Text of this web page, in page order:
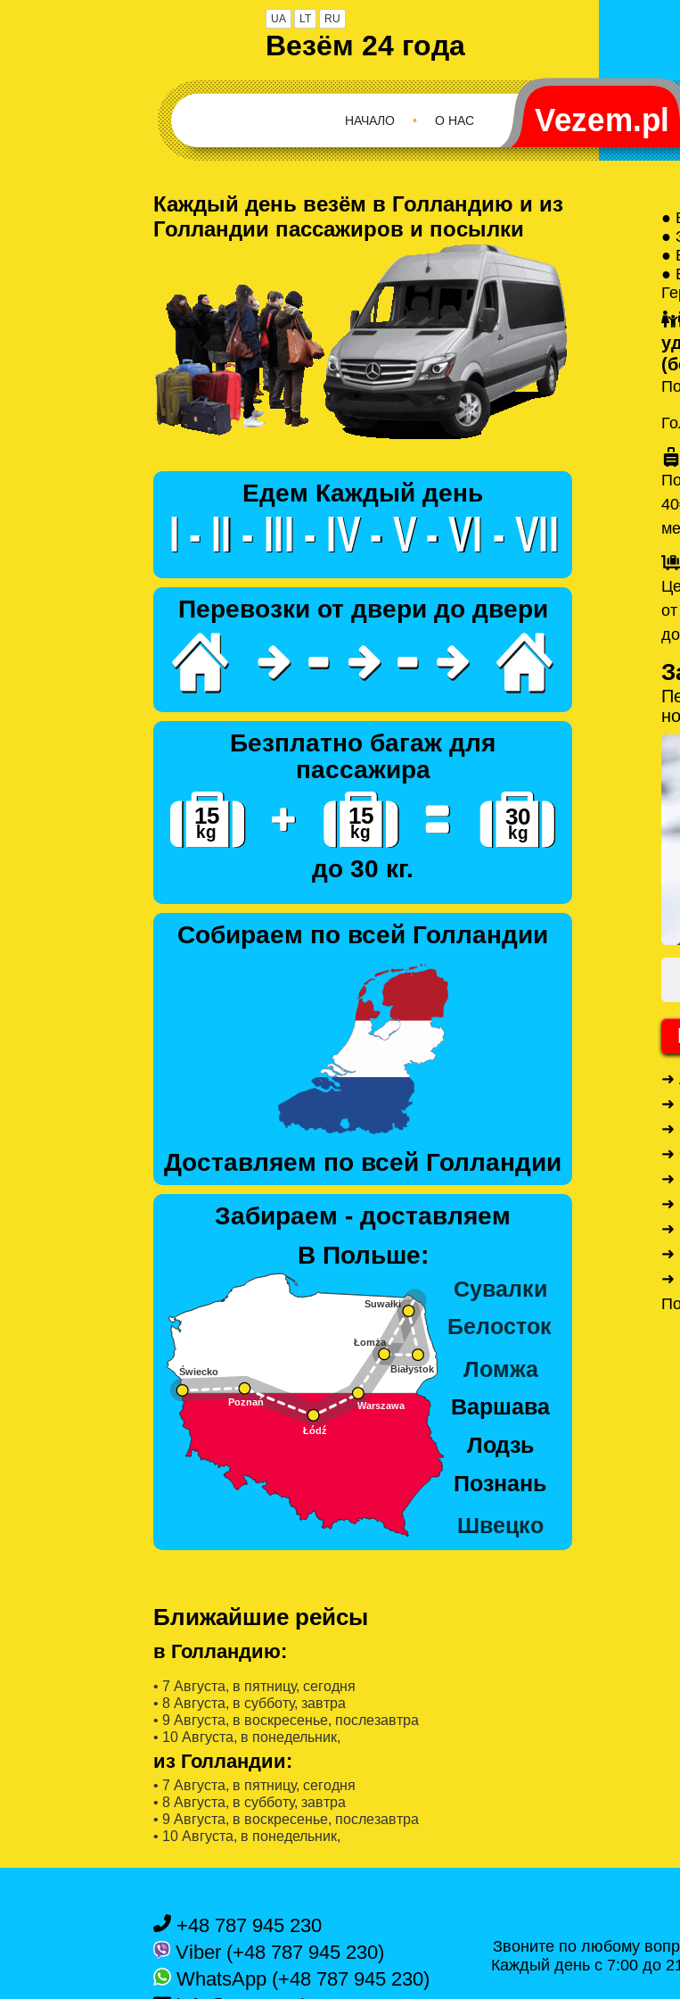
UA LT RU
Везём 24 года
О НАС
•
НАЧАЛО
Каждый день везём в Голландию и из
Голландии пассажиров и посылки
Едем Каждый день
Перевозки от двери до двери
Безплатно багаж для
пассажира
до 30 кг.
Собираем по всей Голландии
Доставляем по всей Голландии
Забираем - доставляем
В Польше:
Ближайшие рейсы
в Голландию:
• 7 Августa, в пятницу, сегодня
• 8 Августa, в субботу, завтра
• 9 Августa, в воскресенье, послезавтра
• 10 Августa, в понедельник,
из Голландии:
• 7 Августa, в пятницу, сегодня
• 8 Августa, в субботу, завтра
• 9 Августa, в воскресенье, послезавтра
• 10 Августa, в понедельник,
●
●
●
●
➜
➜
➜
➜
➜
➜
➜
➜
➜
+48 787 945 230
Viber (+48 787 945 230)
WhatsApp (+48 787 945 230)
Звоните по любому
Каждый день с 7:00 до